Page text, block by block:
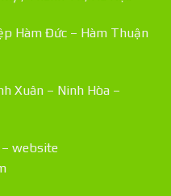
Hàm Đức – Hàm Thuận
Xuân – Ninh Hòa –
– website